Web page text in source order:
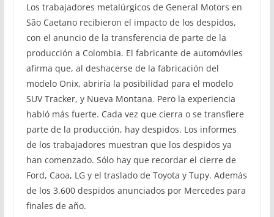
Los trabajadores metalúrgicos de General Motors en
São Caetano recibieron el impacto de los despidos,
con el anuncio de la transferencia de parte de la
producción a Colombia. El fabricante de automóviles
afirma que, al deshacerse de la fabricación del
modelo Onix, abriría la posibilidad para el modelo
SUV Tracker, y Nueva Montana. Pero la experiencia
habló más fuerte. Cada vez que cierra o se transfiere
parte de la producción, hay despidos. Los informes
de los trabajadores muestran que los despidos ya
han comenzado. Sólo hay que recordar el cierre de
Ford, Caoa, LG y el traslado de Toyota y Tupy. Además
de los 3.600 despidos anunciados por Mercedes para
finales de año.